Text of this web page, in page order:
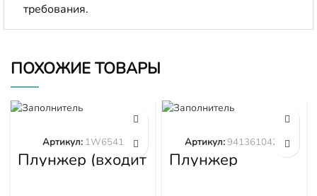
требования.
ПОХОЖИЕ ТОВАРЫ
Плунжер (входит
в 1W6539)
Артикул: 1W6541
Плунжер
9413610423
Артикул:9413610423